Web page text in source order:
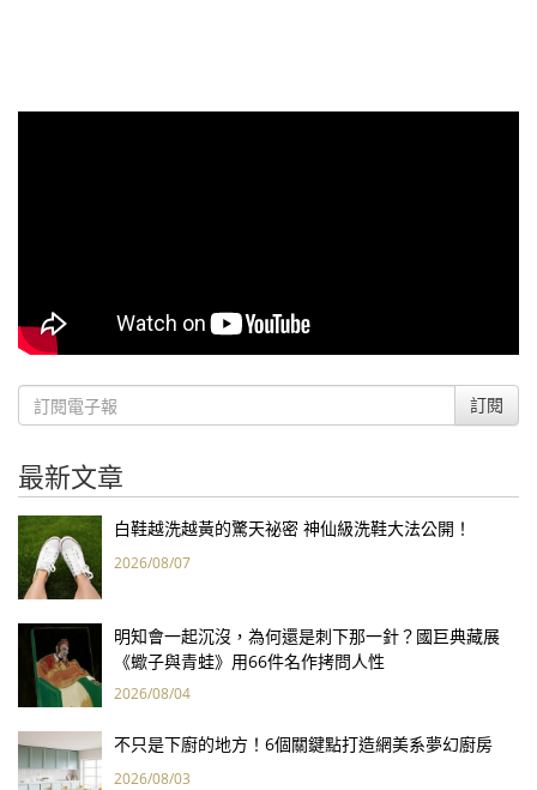
訂閱
最新文章
白鞋越洗越黃的驚天祕密 神仙級洗鞋大法公開！
2026/08/07
明知會一起沉沒，為何還是刺下那一針？國巨典藏展
《蠍子與青蛙》用66件名作拷問人性
2026/08/04
不只是下廚的地方！6個關鍵點打造網美系夢幻廚房
2026/08/03